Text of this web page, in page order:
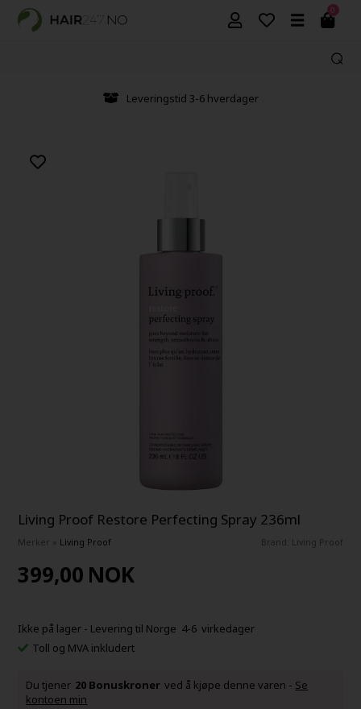
0
Leveringstid 3-6 hverdager
Living Proof Restore Perfecting Spray 236ml
Merker Living Proof Brand: Living Proof
399,00 NOK
Ikke på lager - Levering til Norge 4-6 virkedager
Toll og MVA inkludert
Du tjener 20 Bonuskroner ved å kjøpe denne varen - Se
kontoen min